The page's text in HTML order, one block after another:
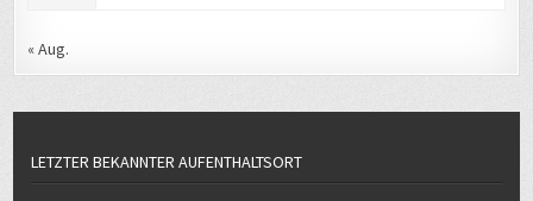
« Aug.
LETZTER BEKANNTER AUFENTHALTSORT